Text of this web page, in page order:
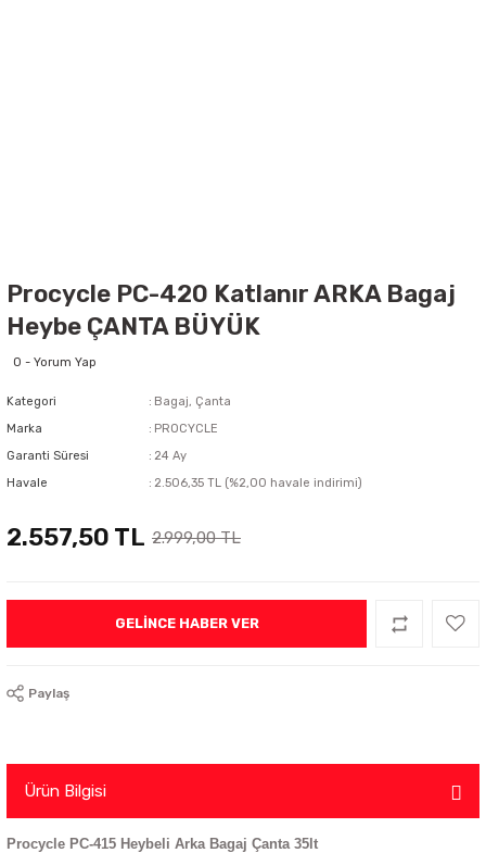
Procycle PC-420 Katlanır ARKA Bagaj
Heybe ÇANTA BÜYÜK
0 - Yorum Yap
Kategori
Bagaj, Çanta
Marka
PROCYCLE
Garanti Süresi
24 Ay
Havale
2.506,35 TL (%2,00 havale indirimi)
2.557,50 TL 2.999,00 TL
GELINCE HABER VER
Paylaş
Ürün Bilgisi
Procycle PC-415 Heybeli Arka Bagaj Çanta 35lt